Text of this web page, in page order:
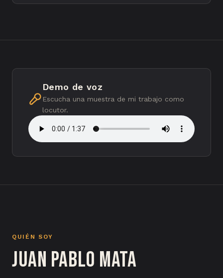
Demo de voz
Escucha una muestra de mi trabajo como
locutor.
QUIÉN SOY
Juan Pablo Mata